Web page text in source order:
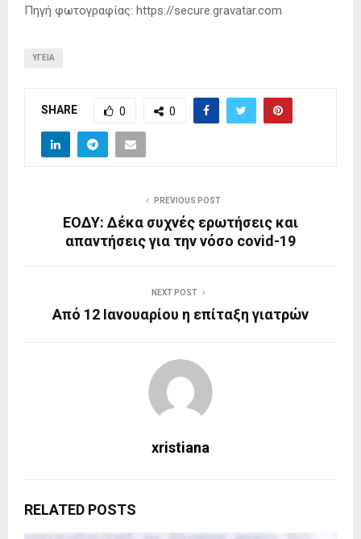
Πηγή φωτογραφίας: https://secure.gravatar.com
ΥΓΕΊΑ
SHARE 0 0
PREVIOUS POST
ΕΟΔΥ: Δέκα συχνές ερωτήσεις και
απαντήσεις για την νόσο covid-19
NEXT POST
Από 12 Ιανουαρίου η επίταξη γιατρών
xristiana
RELATED POSTS